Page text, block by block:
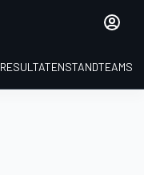
RESULTATENSTANDTEAMS